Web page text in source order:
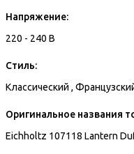
Напряжение:
220 - 240 В
Стиль:
Классический ,
Оригинальное названия
Eichholtz 107118 Lantern